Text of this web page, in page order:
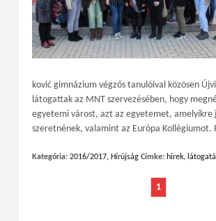
ković gimnázium végzős tanulóival közösen
látogattak az MNT szervezésében, hogy
egyetemi várost, azt az egyetemet, amelyikre
szeretnének, valamint az Európa Kollégiumot.
Kategória: 2016/2017, Hírújság Címke: hírek,
1